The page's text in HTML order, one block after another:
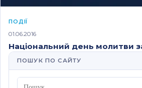
ПОДІЇ
01.06.2016
Національний день молитви
ПОШУК ПО САЙТУ
Пошук